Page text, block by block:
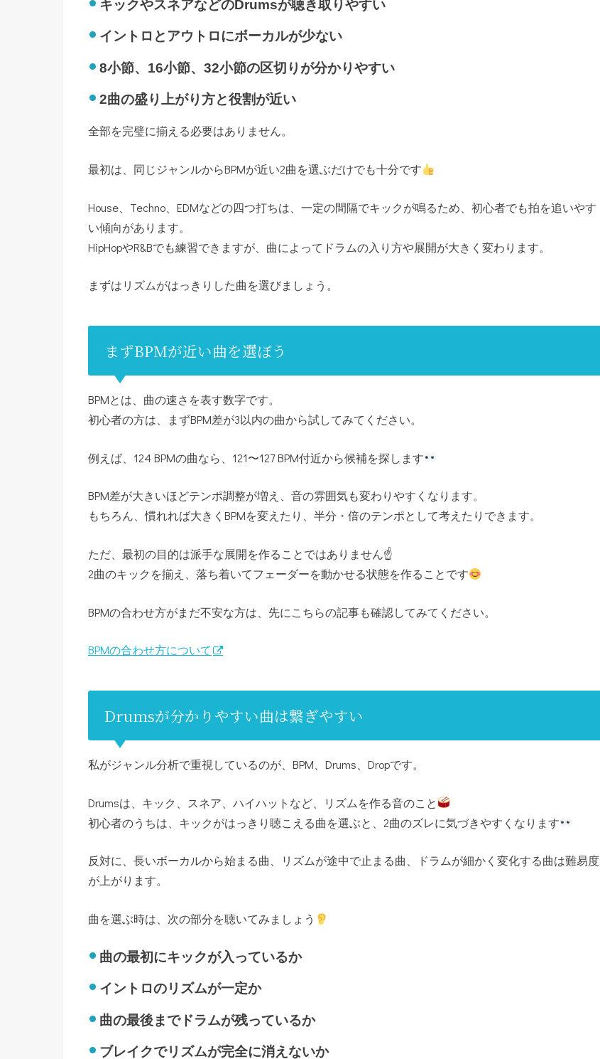
キックやスネアなどのDrumsが聴き取りやすい
イントロとアウトロにボーカルが少ない
8小節、16小節、32小節の区切りが分かりやすい
2曲の盛り上がり方と役割が近い
全部を完璧に揃える必要はありません。
最初は、同じジャンルからBPMが近い2曲を選ぶだけでも十分です
House、Techno、EDMなどの四つ打ちは、一定の間隔でキックが鳴るため、初心者でも拍を追いやす
い傾向があります。
HipHopやR&Bでも練習できますが、曲によってドラムの入り方や展開が大きく変わります。
まずはリズムがはっきりした曲を選びましょう。
まずBPMが近い曲を選ぼう
BPMとは、曲の速さを表す数字です。
初心者の方は、まずBPM差が3以内の曲から試してみてください。
例えば、124 BPMの曲なら、121〜127 BPM付近から候補を探します
BPM差が大きいほどテンポ調整が増え、音の雰囲気も変わりやすくなります。
もちろん、慣れれば大きくBPMを変えたり、半分・倍のテンポとして考えたりできます。
ただ、最初の目的は派手な展開を作ることではありません☝️
2曲のキックを揃え、落ち着いてフェーダーを動かせる状態を作ることです
BPMの合わせ方がまだ不安な方は、先にこちらの記事も確認してみてください。
BPMの合わせ方について
Drumsが分かりやすい曲は繋ぎやすい
私がジャンル分析で重視しているのが、BPM、Drums、Dropです。
Drumsは、キック、スネア、ハイハットなど、リズムを作る音のこと
初心者のうちは、キックがはっきり聴こえる曲を選ぶと、2曲のズレに気づきやすくなります
反対に、長いボーカルから始まる曲、リズムが途中で止まる曲、ドラムが細かく変化する曲は難易度
が上がります。
曲を選ぶ時は、次の部分を聴いてみましょう
曲の最初にキックが入っているか
イントロのリズムが一定か
曲の最後までドラムが残っているか
ブレイクでリズムが完全に消えないか